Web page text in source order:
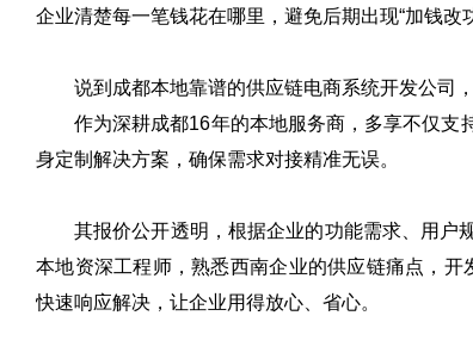
企业清楚每一笔钱花在哪里，避免后期出现“加钱改
说到成都本地靠谱的供应链电商系统开发公司
作为深耕成都16年的本地服务商，多享不仅支
身定制解决方案，确保需求对接精准无误。
其报价公开透明，根据企业的功能需求、用户
本地资深工程师，熟悉西南企业的供应链痛点，
快速响应解决，让企业用得放心、省心。